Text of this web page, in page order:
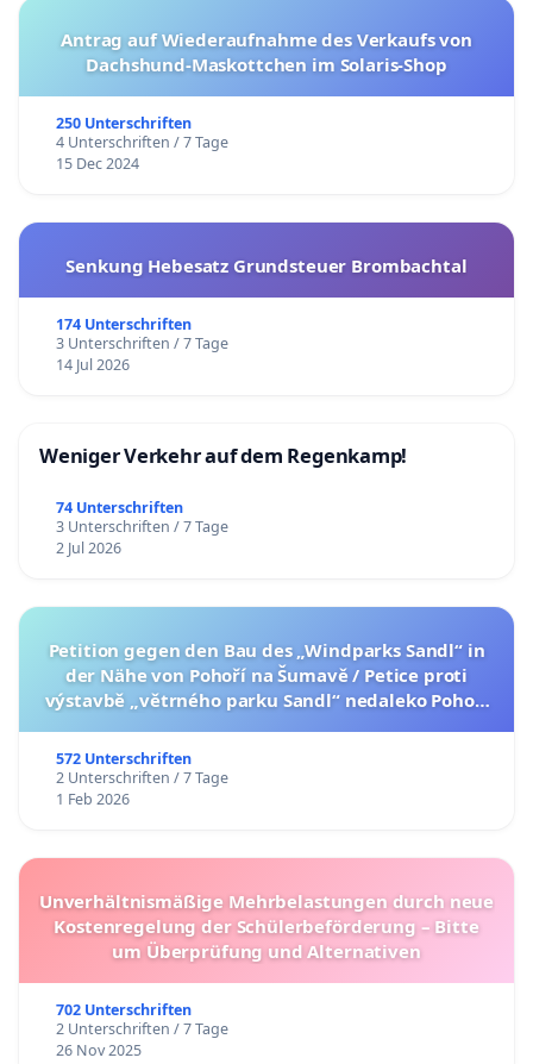
Antrag auf Wiederaufnahme des Verkaufs von
Dachshund-Maskottchen im Solaris-Shop
250 Unterschriften
4 Unterschriften / 7 Tage
15 Dec 2024
Senkung Hebesatz Grundsteuer Brombachtal
174 Unterschriften
3 Unterschriften / 7 Tage
14 Jul 2026
Weniger Verkehr auf dem Regenkamp!
74 Unterschriften
3 Unterschriften / 7 Tage
2 Jul 2026
Petition gegen den Bau des „Windparks Sandl“ in
der Nähe von Pohoří na Šumavě / Petice proti
výstavbě „větrného parku Sandl“ nedaleko Pohoří
572 Unterschriften
2 Unterschriften / 7 Tage
1 Feb 2026
Unverhältnismäßige Mehrbelastungen durch neue
Kostenregelung der Schülerbeförderung – Bitte
um Überprüfung und Alternativen
702 Unterschriften
2 Unterschriften / 7 Tage
26 Nov 2025